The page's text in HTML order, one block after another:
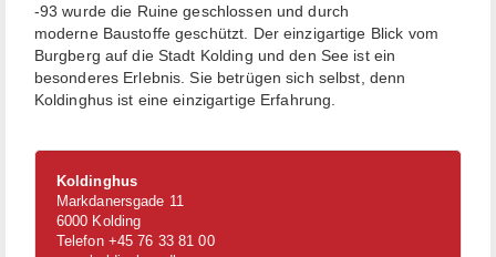
-93 wurde die Ruine geschlossen und durch
moderne Baustoffe geschützt. Der einzigartige Blick vom
Burgberg auf die Stadt Kolding und den See ist ein
besonderes Erlebnis. Sie betrügen sich selbst, denn
Koldinghus ist eine einzigartige Erfahrung.
Koldinghus
Markdanersgade 11
6000 Kolding
Telefon +45 76 33 81 00